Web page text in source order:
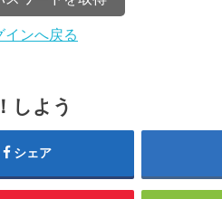
インへ戻る
しよう
シェア